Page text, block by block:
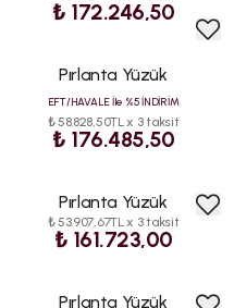
₺ 172.246,50
Pırlanta Yüzük
EFT/HAVALE İle %5 İNDİRİM
₺ 58.828,50TL x 3 taksit
₺ 176.485,50
Pırlanta Yüzük
₺ 53.907,67TL x 3 taksit
₺ 161.723,00
Pırlanta Yüzük